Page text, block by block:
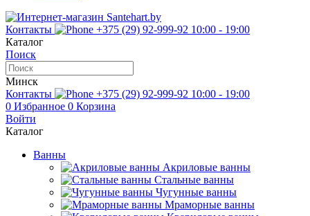
Контакты +375 (29) 92-999-92 10:00 - 19:00
Каталог
Поиск
Минск
Контакты
+375 (29) 92-999-92 10:00 - 19:00
0 Избранное 0 Корзина
Войти
Каталог
Ванны
Акриловые ванны
Стальные ванны
Чугунные ванны
Мраморные ванны